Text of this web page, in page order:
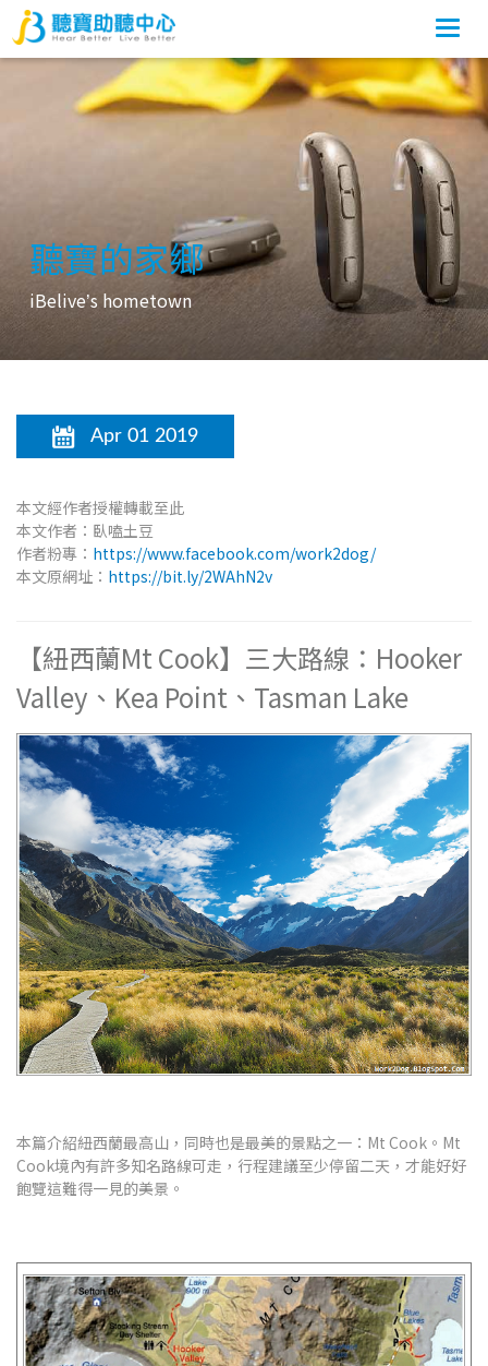
聽寶的家鄉
iBelive’s hometown
Apr 01 2019
本文經作者授權轉載至此
本文作者：臥嗑土豆
作者粉專： https://www.facebook.com/work2dog/
本文原網址： https://bit.ly/2WAhN2v
【紐西蘭Mt Cook】三大路線：Hooker
Valley、Kea Point、Tasman Lake
本篇介紹紐西蘭最高山，同時也是最美的景點之一：Mt Cook。Mt
Cook境內有許多知名路線可走，行程建議至少停留二天，才能好好
飽覽這難得一見的美景。